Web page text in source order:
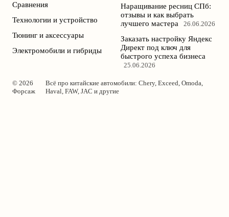
Сравнения
Технологии и устройство
Тюнинг и аксессуары
Электромобили и гибриды
Наращивание ресниц СПб:
отзывы и как выбрать
лучшего мастера
26.06.2026
Заказать настройку Яндекс
Директ под ключ для
быстрого успеха бизнеса
25.06.2026
© 2026
Форсаж
Всё про китайские автомобили: Chery, Exceed, Omoda,
Haval, FAW, JAC и другие